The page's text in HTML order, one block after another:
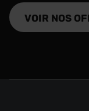
VOIR NOS